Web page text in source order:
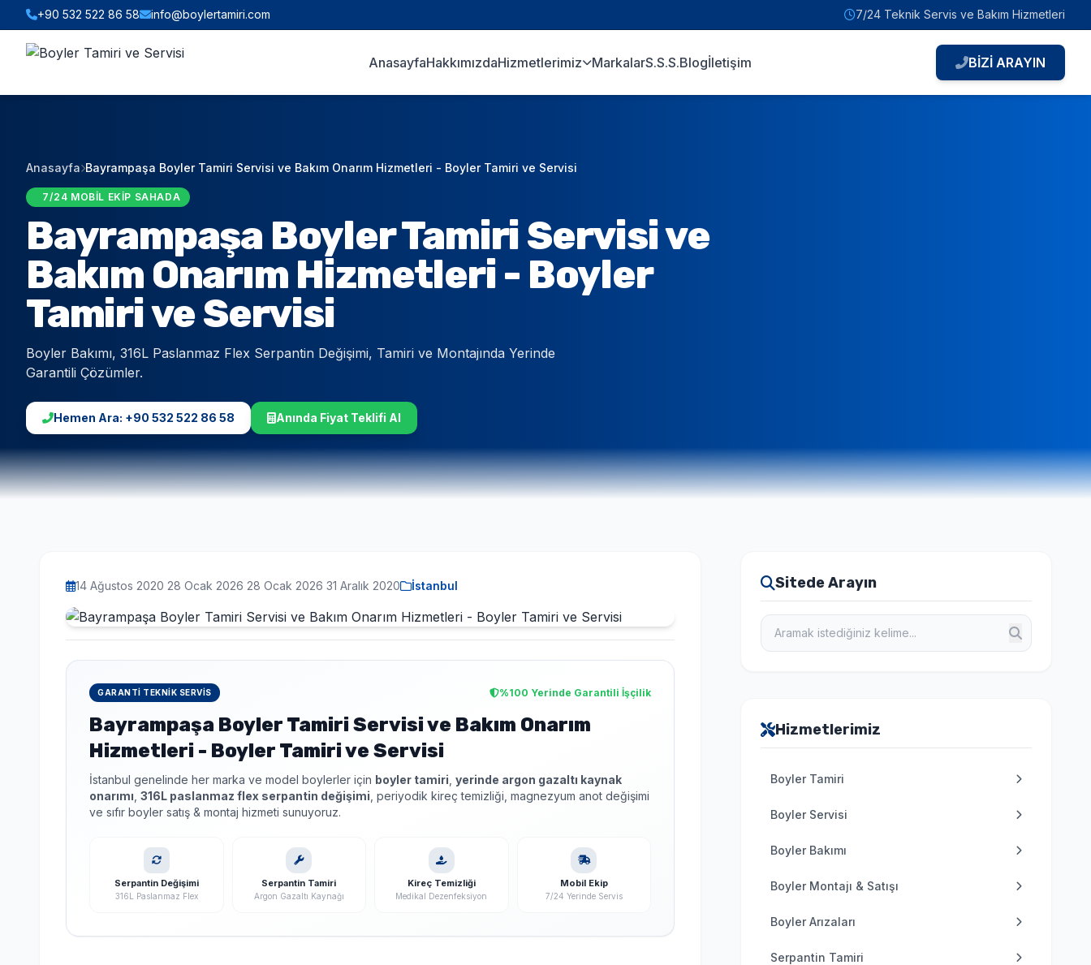
+90 532 522 86 58 info@boylertamiri.com 7/24 Teknik Servis ve Bakım Hizmetleri
AnasayfaHakkımızdaHizmetlerimiz MarkalarS.S.S.Blogİletişim BİZİ ARAYIN
Anasayfa Bayrampaşa Boyler Tamiri Servisi ve Bakım Onarım Hizmetleri - Boyler Tamiri ve Servisi
7/24 MOBIL EKIP SAHADA
Bayrampaşa Boyler Tamiri Servisi ve
Bakım Onarım Hizmetleri - Boyler
Tamiri ve Servisi
Boyler Bakımı, 316L Paslanmaz Flex Serpantin Değişimi, Tamiri ve Montajında Yerinde
Garantili Çözümler.
Hemen Ara: +90 532 522 86 58 Anında Fiyat Teklifi Al
14 Ağustos 2020 28 Ocak 2026 28 Ocak 2026 31 Aralık 2020 İstanbul
GARANTI TEKNIK SERVIS %100 Yerinde Garantili İşçilik
Bayrampaşa Boyler Tamiri Servisi ve Bakım Onarım
Hizmetleri - Boyler Tamiri ve Servisi
İstanbul genelinde her marka ve model boylerler için boyler tamiri yerinde argon gazaltı kaynak
onarımı 316L paslanmaz flex serpantin değişimi , periyodik kireç temizliği, magnezyum anot değişimi
ve sıfır boyler satış & montaj hizmeti sunuyoruz.
Serpantin Değişimi
316L Paslanmaz Flex
Serpantin Tamiri
Argon Gazaltı Kaynağı
Kireç Temizliği
Medikal Dezenfeksiyon
Mobil Ekip
7/24 Yerinde Servis
Sitede Arayın
Hizmetlerimiz
Boyler Tamiri
Boyler Servisi
Boyler Bakımı
Boyler Montajı & Satışı
Boyler Arızaları
Serpantin Tamiri
ANINDA FIYAT HESABI
2. BOYLER HACMI / TIPI
3. BULUNDUĞUNUZ İLÇE (İSTANBUL)